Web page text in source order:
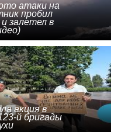
атаки на
пробил
залетел в
акция в
й бригады